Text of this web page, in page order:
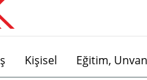
Kişisel Eğitim,